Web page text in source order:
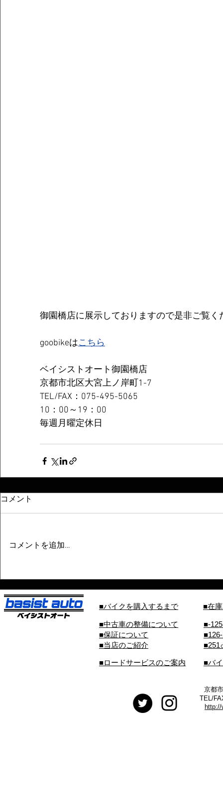
御園橋店に展示しておりますので是非ご覧く
goobikeはこちら
ベイシストオート御園橋店
京都市北区大宮上ノ岸町1-7
TEL/FAX：075-495-5065
10：00～19：00
毎週月曜定休日
コメント
コメントを追加…
■バイクを購入するまで ■在
■中古車の整備について
■保証について
■当店のご紹介
■-
■251
■ロードサービスのご案内 ■バ
京都
TEL/